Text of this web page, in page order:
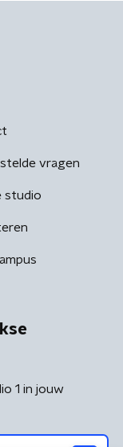
vragen
studio
1 in jouw